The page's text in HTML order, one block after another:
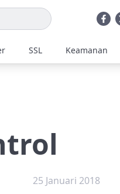
SSL Keamanan
25 Januari 2018